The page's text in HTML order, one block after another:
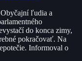
ľudia a
do konca zimy,
pokračovať. Na
Informoval o